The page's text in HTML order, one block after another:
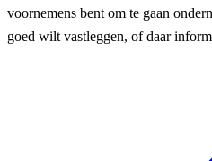
voornemens bent om te gaan
goed wilt vastleggen, of daar